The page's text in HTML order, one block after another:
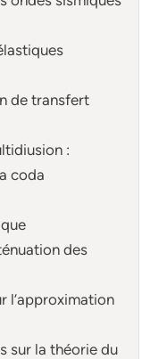
de transfert
:
coda
des
l’approximation
sur la théorie du